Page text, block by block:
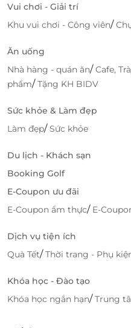
sẽ có cơ hội thưởng
Hồng Kông với một
hấp dẫn. Thẻ quà tặng
thêm những hương vị
sắc từ Baoz Dimsum!
Dimsum tại
Vui chơi - Giải trí
Khu vui chơi - Công viên/
Ăn uống
Nhà hàng - quán ăn/Cafe, Trà
phẩm/Tặng KH BIDV
Sức khỏe & Làm đẹp
Làm đẹp/Sức khỏe
Du lịch - Khách sạn
Booking Golf
E-Coupon ưu đãi
E-Coupon ẩm thực/ E-
Dịch vụ tiện ích
Quà Tết/Thời trang - Phụ
Khóa học - Đào tạo
Khóa học ngắn hạn/Trung